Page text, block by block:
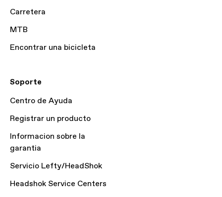
Carretera
MTB
Encontrar una bicicleta
Soporte
Centro de Ayuda
Registrar un producto
Informacion sobre la
garantia
Servicio Lefty/HeadShok
Headshok Service Centers